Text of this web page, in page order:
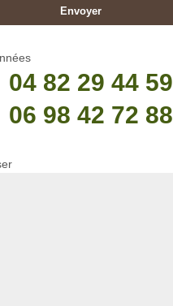
04 82 29 44 59
06 98 42 72 88